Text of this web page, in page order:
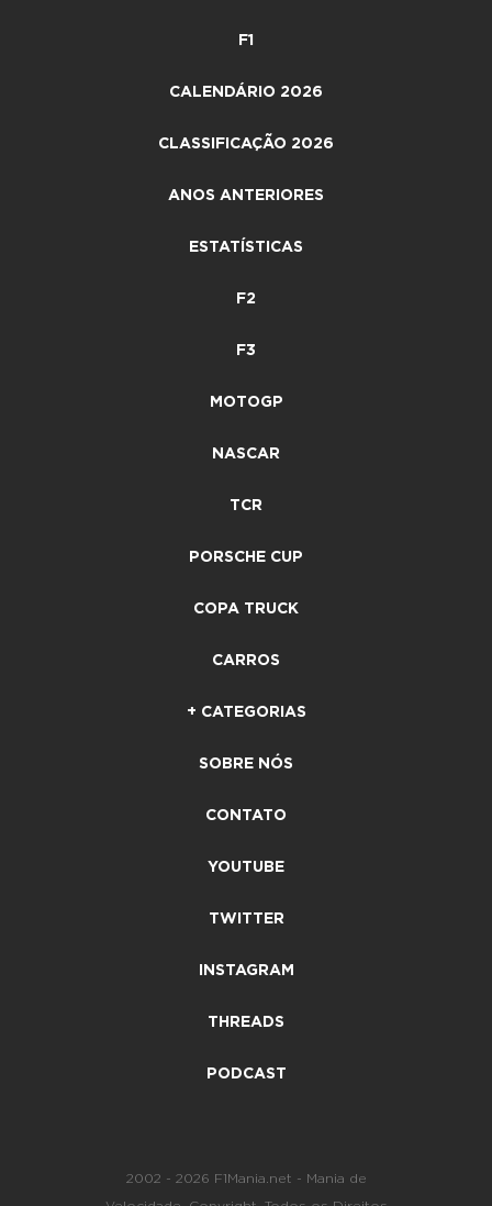
F1
CALENDÁRIO 2026
CLASSIFICAÇÃO 2026
ANOS ANTERIORES
ESTATÍSTICAS
F2
F3
MOTOGP
NASCAR
TCR
PORSCHE CUP
COPA TRUCK
CARROS
+ CATEGORIAS
SOBRE NÓS
CONTATO
YOUTUBE
TWITTER
INSTAGRAM
THREADS
PODCAST
2002 - 2026 F1Mania.net - Mania de